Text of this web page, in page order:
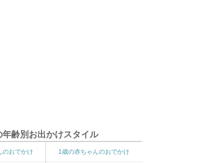
年齢別お出かけスタイル
のおでかけ 1歳の赤ちゃんのおでかけ